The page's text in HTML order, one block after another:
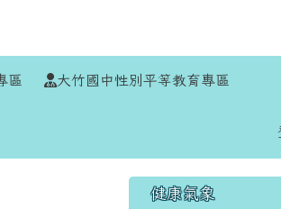
區 大竹國中性別平等教育專區
右邊區域內
健康氣象